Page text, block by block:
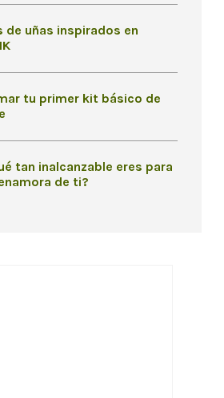
de uñas inspirados en
tu primer kit básico de
tan inalcanzable eres para
de ti?